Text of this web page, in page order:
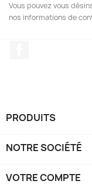
Vous pouvez vous
nos informations de
PRODUITS
NOTRE SOCIÉTÉ
VOTRE COMPTE